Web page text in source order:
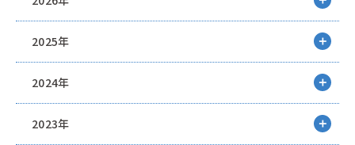
2025年
2024年
2023年